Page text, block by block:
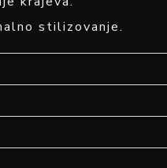
stilizovanje.